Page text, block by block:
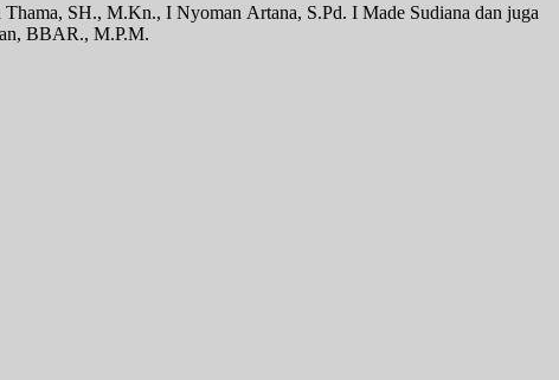
SH., M.Kn., I Nyoman Artana, S.Pd. I Made Sudiana dan juga
BBAR., M.P.M.